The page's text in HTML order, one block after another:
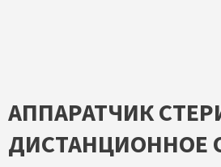
АППАРАТЧИК
ДИСТАНЦИОННОЕ